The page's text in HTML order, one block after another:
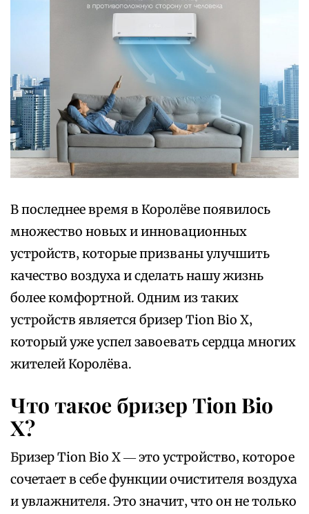
В последнее время в Королёве появилось
множество новых и инновационных
устройств‚ которые призваны улучшить
качество воздуха и сделать нашу жизнь
более комфортной. Одним из таких
устройств является бризер Tion Bio X‚
который уже успел завоевать сердца многих
жителей Королёва.
Что такое бризер Tion Bio
X?
Бризер Tion Bio X ― это устройство‚ которое
сочетает в себе функции очистителя воздуха
и увлажнителя. Это значит‚ что он не только